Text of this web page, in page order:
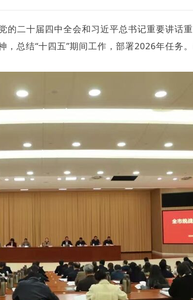
二十届四中全会和习近平总书记重要讲话
总结“十四五”期间工作，部署2026年任务